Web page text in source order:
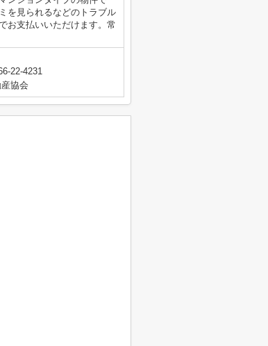
を見られるなどのトラブル
お支払いいただけます。常
22-4231
協会